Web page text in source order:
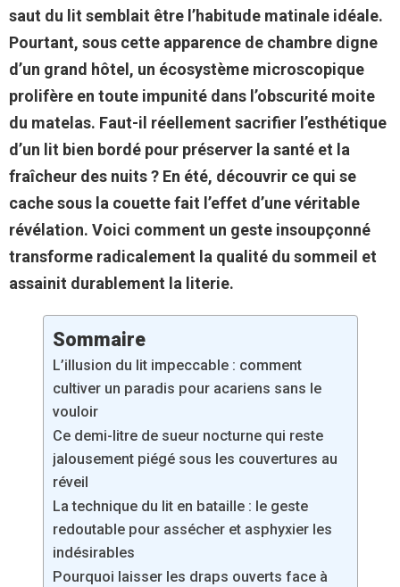
saut du lit semblait être l’habitude matinale idéale.
Pourtant, sous cette apparence de chambre digne
d’un grand hôtel, un écosystème microscopique
prolifère en toute impunité dans l’obscurité moite
du matelas. Faut-il réellement sacrifier l’esthétique
d’un lit bien bordé pour préserver la santé et la
fraîcheur des nuits ? En été, découvrir ce qui se
cache sous la couette fait l’effet d’une véritable
révélation. Voici comment un geste insoupçonné
transforme radicalement la qualité du sommeil et
assainit durablement la literie.
Sommaire
L’illusion du lit impeccable : comment
cultiver un paradis pour acariens sans le
vouloir
Ce demi-litre de sueur nocturne qui reste
jalousement piégé sous les couvertures au
réveil
La technique du lit en bataille : le geste
redoutable pour assécher et asphyxier les
indésirables
Pourquoi laisser les draps ouverts face à